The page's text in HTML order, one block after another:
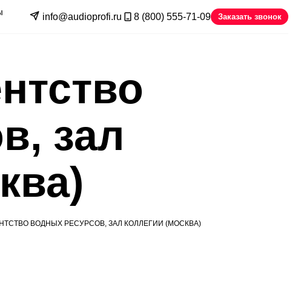
info@audioprofi.ru 8 (800) 555-71-09 Заказать звонок
зал
ВОДНЫХ РЕСУРСОВ, ЗАЛ КОЛЛЕГИИ (МОСКВА)